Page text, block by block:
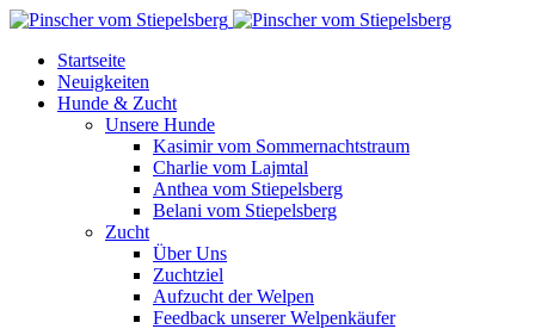
Startseite
Neuigkeiten
Hunde & Zucht
Unsere Hunde
Kasimir vom Sommernachtstraum
Charlie vom Lajmtal
Anthea vom Stiepelsberg
Belani vom Stiepelsberg
Zucht
Über Uns
Zuchtziel
Aufzucht der Welpen
Feedback unserer Welpenkäufer